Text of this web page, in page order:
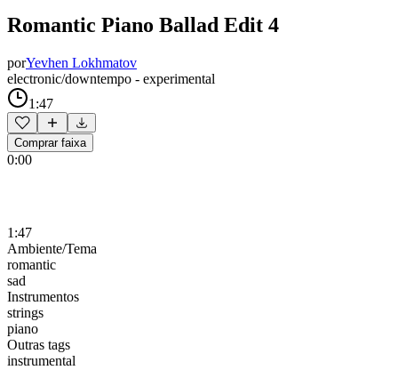
Romantic Piano Ballad Edit 4
porYevhen Lokhmatov
electronic/downtempo - experimental
1:47
Comprar faixa
0:00
1:47
Ambiente/Tema
romantic
sad
Instrumentos
strings
piano
Outras tags
instrumental